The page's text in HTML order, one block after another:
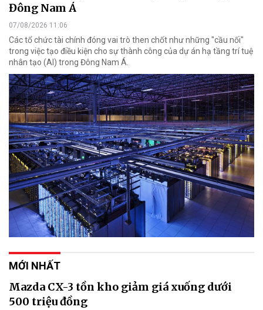
Đông Nam Á
07/08/2026 11:06
Các tổ chức tài chính đóng vai trò then chốt như những "cầu nối"
trong việc tạo điều kiện cho sự thành công của dự án hạ tầng trí tuệ
nhân tạo (AI) trong Đông Nam Á.
MỚI NHẤT
Mazda CX-3 tồn kho giảm giá xuống dưới
500 triệu đồng